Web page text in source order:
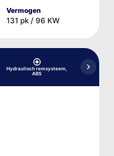
Vermogen
131 pk / 96 KW
Hydraulisch remsysteem,
ABS
Koelsysteem